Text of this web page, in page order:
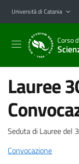
Vai al contenuto
Vai al menu di
Università di Catania
Corso
Lauree
Seduta di Lauree del
Convocazione